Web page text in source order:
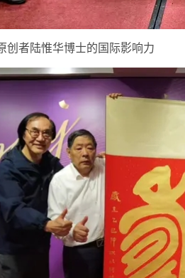
创者陆惟华博士的国际影响力